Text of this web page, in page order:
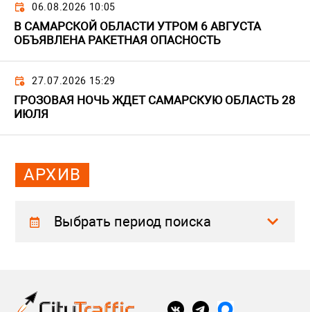
06.08.2026 10:05
В САМАРСКОЙ ОБЛАСТИ УТРОМ 6 АВГУСТА
ОБЪЯВЛЕНА РАКЕТНАЯ ОПАСНОСТЬ
27.07.2026 15:29
ГРОЗОВАЯ НОЧЬ ЖДЕТ САМАРСКУЮ ОБЛАСТЬ 28
ИЮЛЯ
АРХИВ
Выбрать период поиска